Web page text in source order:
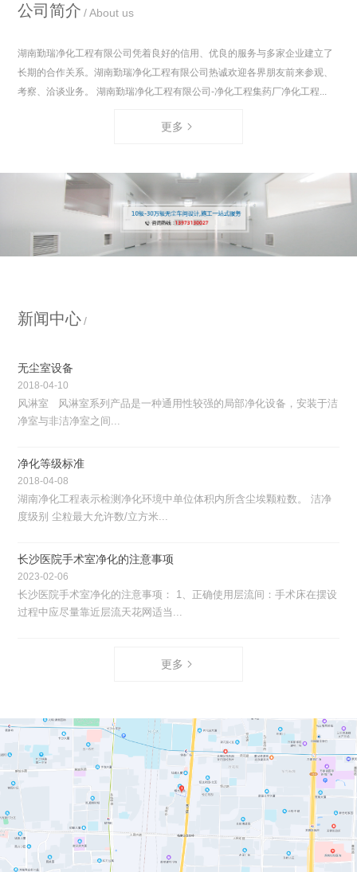
公司简介 About us
湖南勤瑞净化工程有限公司凭着良好的信用、优良的服务与多家企业建立了
长期的合作关系。湖南勤瑞净化工程有限公司热诚欢迎各界朋友前来参观、
考察、洽谈业务。 湖南勤瑞净化工程有限公司-净化工程集药厂净化工程...
更多
新闻中心
无尘室设备
2018-04-10
风淋室 风淋室系列产品是一种通用性较强的局部净化设备，安装于洁
净室与非洁净室之间...
净化等级标准
2018-04-08
湖南净化工程表示检测净化环境中单位体积内所含尘埃颗粒数。 洁净
度级别 尘粒最大允许数/立方米...
长沙医院手术室净化的注意事项
2023-02-06
长沙医院手术室净化的注意事项： 1、正确使用层流间：手术床在摆设
过程中应尽量靠近层流天花网适当...
更多